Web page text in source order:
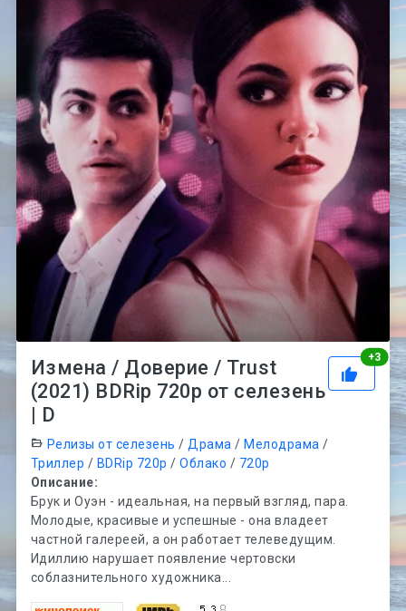
+3
Измена / Доверие / Trust
(2021) BDRip 720p от селезень
| D
Релизы от селезень / Драма / Мелодрама /
Триллер / BDRip 720p /Облако / 720p
Описание:
Брук и Оуэн - идеальная, на первый взгляд, пара.
Молодые, красивые и успешные - она владеет
частной галереей, а он работает телеведущим.
Идиллию нарушает появление чертовски
соблазнительного художника...